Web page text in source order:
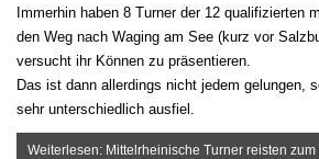
Immerhin haben 8 Turner der 12 qualifizierten
den Weg nach Waging am See (kurz vor
versucht ihr Können zu präsentieren.
Das ist dann allerdings nicht jedem gelungen,
sehr unterschiedlich ausfiel.
Weiterlesen: Mittelrheinische Turner reisten